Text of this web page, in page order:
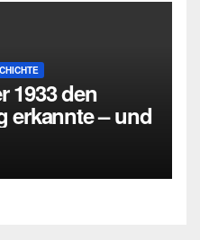
1933 den
erkannte – und
Liberalismus